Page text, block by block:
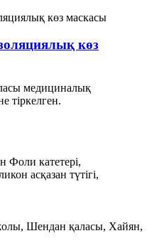
көз
медициналық
тіркелген.
Фоли катетері,
асқазан түтігі,
Шендан қаласы, Хайян,